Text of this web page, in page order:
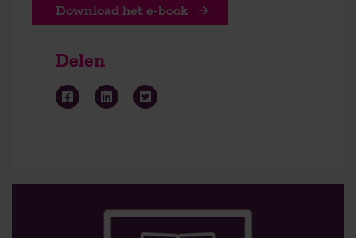
Download het e-book
Delen